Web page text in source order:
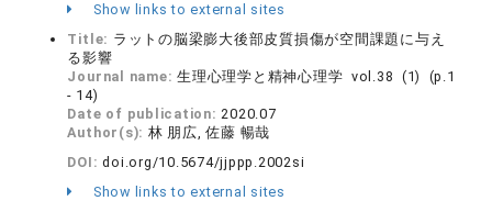
Show links to external sites
Title: ラットの脳梁膨大後部皮質損傷が空間課題に与え
る影響
Journal name:生理心理学と精神心理学 vol.38 (1) (p.1
- 14)
Date of publication:2020.07
Author(s): 林 朋広, 佐藤 暢哉
DOI:doi.org/10.5674/jjppp.2002si
Show links to external sites